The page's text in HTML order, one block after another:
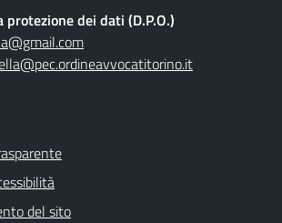
protezione dei dati (D.P.O.)
del sito